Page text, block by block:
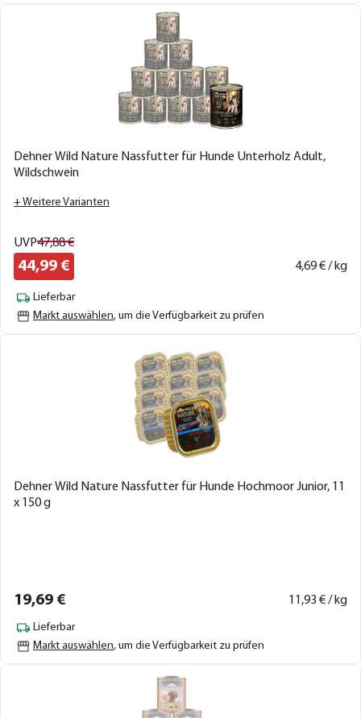
Dehner Wild Nature Nassfutter für Hunde Unterholz Adult,
Wildschwein
+ Weitere Varianten
UVP47,88€
44,99 € 4,69€ / kg
Lieferbar
Markt auswählen, um die Verfügbarkeit zu prüfen
Dehner Wild Nature Nassfutter für Hunde Hochmoor Junior, 11
x 150 g
19,69 € 11,93 € / kg
Lieferbar
Markt auswählen, um die Verfügbarkeit zu prüfen